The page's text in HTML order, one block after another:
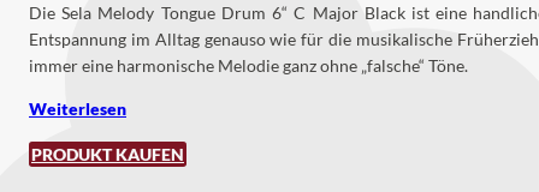
Die Sela Melody Tongue Drum 6“ C Major Black ist eine
Entspannung im Alltag genauso wie für die musikalische
immer eine harmonische Melodie ganz ohne „falsche“ Töne.
Weiterlesen
PRODUKT KAUFEN